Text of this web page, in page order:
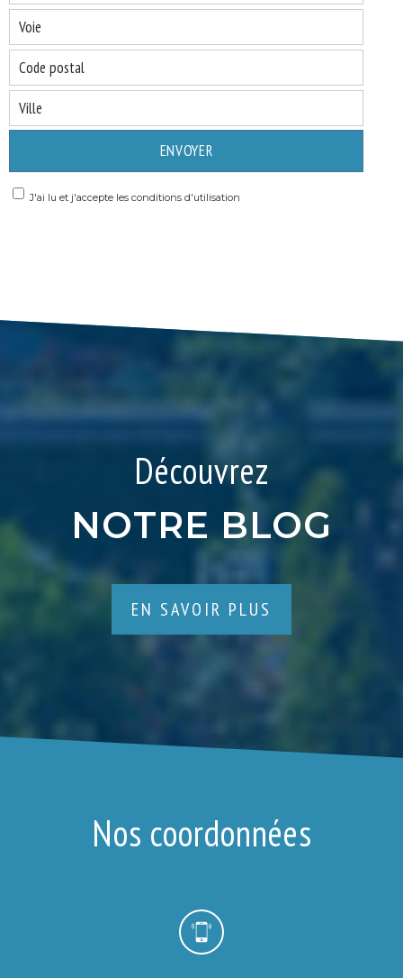
ENVOYER
J'ai lu et j'accepte les conditions d'utilisation
Découvrez
NOTRE BLOG
EN SAVOIR PLUS
Nos coordonnées